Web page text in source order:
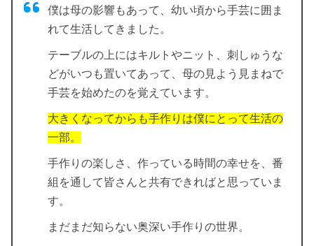
僕は母の影響もあって、 幼い頃から手芸に囲ま
れて生活してきました。
テーブルの上にはキルトやニット、刺しゅうな
どがいつも置いてあって、母の見よう見まねで
手芸を始めたのを覚えています。
大きくなってからも手作りは僕にとって生活の
一部。
手作りの楽しさ、作っている時間の幸せを、番
組を通して皆さんと共有できればと思っていま
す。
まだまだ知らない奥深い手作りの世界。